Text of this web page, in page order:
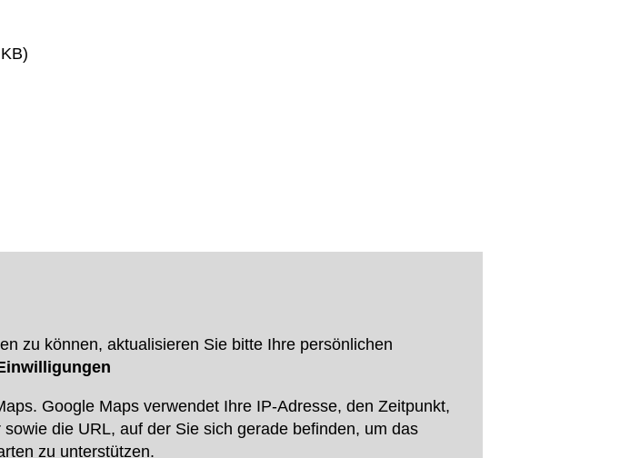
zu können, aktualisieren Sie bitte Ihre persönlichen
Google Maps verwendet Ihre IP-Adresse, den Zeitpunkt,
die URL, auf der Sie sich gerade befinden, um das
zu unterstützen.